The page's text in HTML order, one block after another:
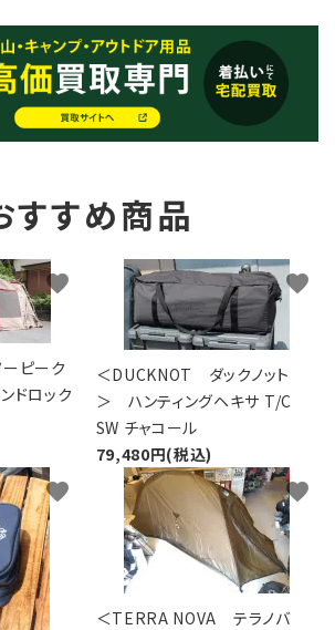
すすめ商品
ピーク
ロック
favorite
＜DUCKNOT ダックノット
＞ ハンティングヘキサ T/C
SW チャコール
79,480円(税込)
favorite
favorite
＜TERRA NOVA テラノバ
favorite